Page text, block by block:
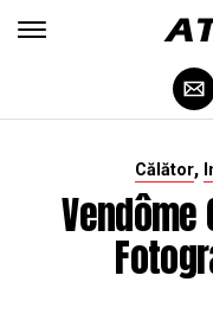
Călător,
Vendôme